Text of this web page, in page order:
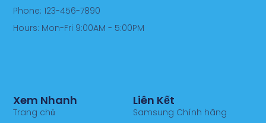
Liên Kết
Samsung Chính hãng
Xem Nhanh
Trang chủ
Phone: 123-456-7890
Hours: Mon-Fri 9:00AM - 5:00PM